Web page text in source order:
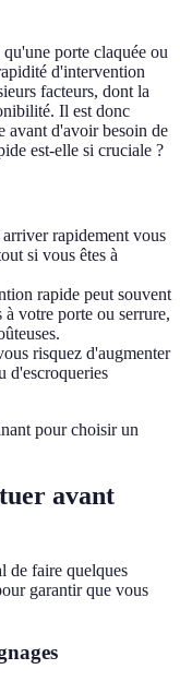
porte claquée ou
d'intervention
facteurs, dont la
Il est donc
avant d'avoir besoin de
est-elle si cruciale ?
rapidement vous
si vous êtes à
rapide peut souvent
à votre porte ou serrure,
risquez d'augmenter
d'escroqueries
pour choisir un
avant
de faire quelques
garantir que vous